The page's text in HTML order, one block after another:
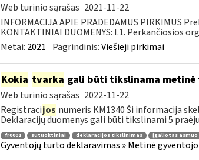
Web turinio sąrašas 2021-11-22
INFORMACIJA APIE PRADEDAMUS PIRKIMUS
KONTAKTINIAI DUOMENYS: I.1. Perkančiosios
Metai: 2021 Pagrindinis:Viešieji pirkimai
Kokia tvarka gali būti tikslinama metinė
Web turinio sąrašas 2022-11-22
Registracijos numeris KM1340 Ši informacija
Deklaracijų duomenys gali būti tikslinami 5
fr0001 sutuoktiniai deklaracijos tikslinimas įgaliotas asmuo
Gyventojų turto deklaravimas » Metinė